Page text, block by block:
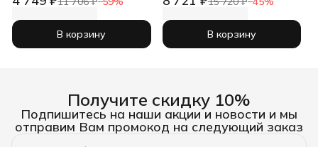
В корзину В корзину
Получите скидку 10%
Подпишитесь на наши акции и новости и мы
отправим Вам промокод на следующий заказ